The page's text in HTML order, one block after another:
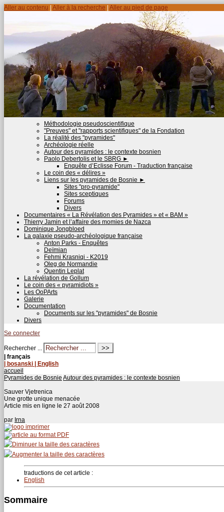
Aller au contenu Aller à la recherche Aller au pied de page
Méthodologie pseudoscientifique
"Preuves" et "rapports scientifiques" de la Fondation
La réalité des "pyramides"
Archéologie réelle
Autour des pyramides : le contexte bosnien
Paolo Debertolis et le SBRG ►
Enquête d’Eclisse Forum - Traduction française
Le coin des « délires »
Liens sur les pyramides de Bosnie ►
Sites "pro-pyramide"
Sites sceptiques
Forums
Divers
Documentaires « La Révélation des Pyramides » et « BAM »
Thierry Jamin et l’affaire des momies de Nazca
Dominique Jongbloed
La galaxie pseudo-archéologique française
Anton Parks - Enquêtes
Deïmian
Fehmi Krasniqi - K2019
Oleg de Normandie
Quentin Leplat
La révélation de Gollum
Le coin des « pyramidiots »
Les OoPArts
Galerie
Documentation
Documents sur les "pyramides" de Bosnie
Divers
Se connecter
Rechercher ...
| français
| bosanski | English
accueil
Pyramides de Bosnie Autour des pyramides : le contexte bosnien
Sauver Vjetrenica
Une grotte unique menacée
Article mis en ligne le 27 août 2008
par Irna
traductions de cet article :
English
Sommaire